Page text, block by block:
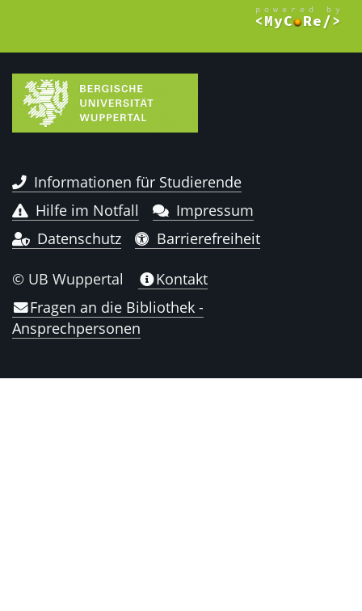
Informationen für Studierende
Hilfe im Notfall
Impressum
Datenschutz
Barrierefreiheit
© UB Wuppertal
Kontakt
Fragen an die Bibliothek -
Ansprechpersonen